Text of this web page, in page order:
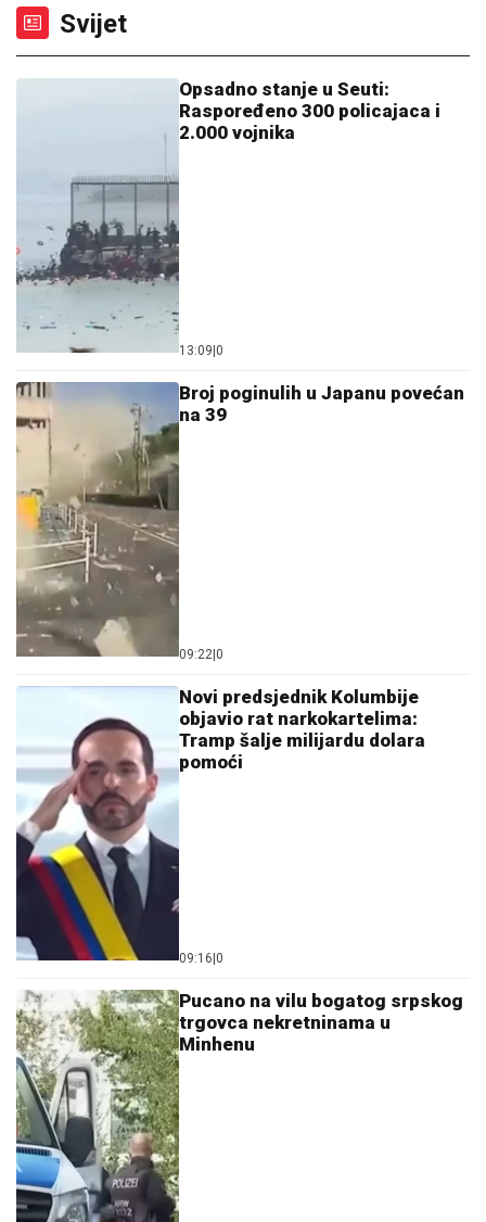
Svijet
Opsadno stanje u Seuti:
Raspoređeno 300 policajaca i
2.000 vojnika
13:09|0
Broj poginulih u Japanu povećan
na 39
09:22|0
Novi predsjednik Kolumbije
objavio rat narkokartelima:
Tramp šalje milijardu dolara
pomoći
09:16|0
Pucano na vilu bogatog srpskog
trgovca nekretninama u
Minhenu